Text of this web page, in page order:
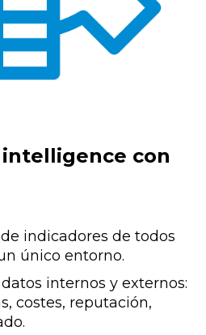
con
indicadores de todos
único entorno.
internos y externos:
costes, reputación,